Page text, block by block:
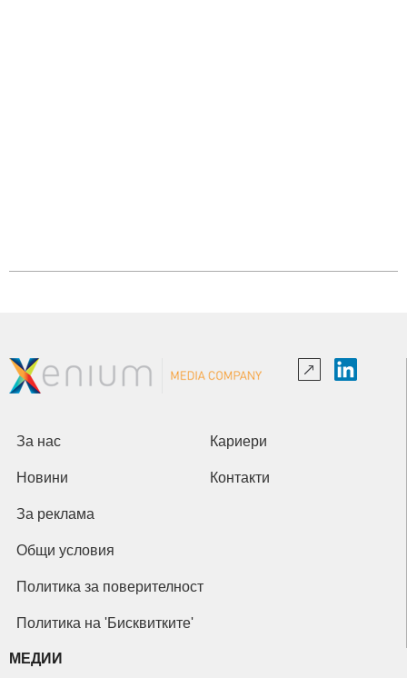
За нас Кариери
Новини Контакти
За реклама
Общи условия
Политика за поверителност
Политика на 'Бисквитките'
МЕДИИ